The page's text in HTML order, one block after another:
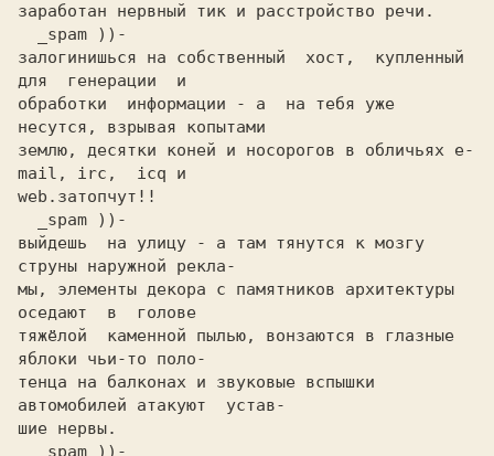
заработан нервный тик и расстройство речи.
залогинишься на собственный  хост,  купленный
для  генерации  и
обработки  информации - а  на тебя уже
несутся, взрывая копытами
землю, десятки коней и носорогов в обличьях e-
mail, irc,  icq и
web.затопчут!!
выйдешь  на улицу - а там тянутся к мозгу
струны наружной рекла-
мы, элементы декора с памятников архитектуры
оседают  в  голове
тяжёлой  каменной пылью, вонзаются в глазные
яблоки чьи-то поло-
тенца на балконах и звуковые вспышки
автомобилей атакуют  устав-
шие нервы.